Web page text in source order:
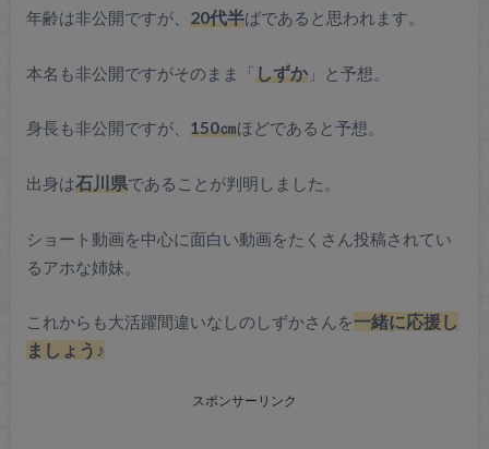
年齢は非公開ですが、 20代半ばであると思われます。
本名も非公開ですがそのまま「しずか」と予想。
身長も非公開ですが、 150㎝ほどであると予想。
出身は石川県であることが判明しました。
ショート動画を中心に面白い動画をたくさん投稿されてい
るアホな姉妹。
これからも大活躍間違いなしのしずかさんを一緒に応援し
ましょう♪
スポンサーリンク